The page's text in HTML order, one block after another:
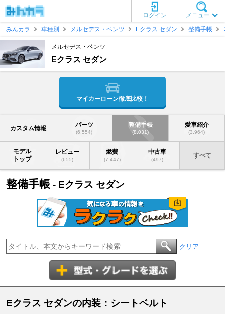
メニュー
ログイン
みんカラ
車種別 メルセデス・ベンツ Eクラス セダン 整備手帳
メルセデス・ベンツ
Eクラス セダン
マイカーローン徹底比較！
カスタム情報 パーツ
(6,554)
整備手帳
(8,031)
愛車紹介
(3,964)
モデル
トップ
レビュー
(655)
燃費
(7,447)
中古車
(497)
すべて
整備手帳 - Eクラス セダン
クリア
Eクラス セダンの内装：シートベルト